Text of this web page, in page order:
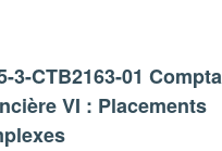
3-CTB2163-01
VI : Placements